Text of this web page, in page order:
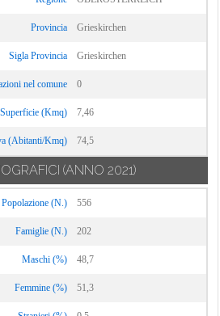
Provincia Grieskirchen
Sigla Provincia Grieskirchen
nel comune 0
Superficie (Kmq) 7,46
(Abitanti/Kmq) 74,5
(ANNO 2021)
Popolazione (N.) 556
Famiglie (N.) 202
Maschi (%) 48,7
Femmine (%) 51,3